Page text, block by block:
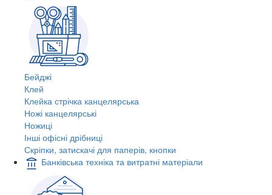
Бейджі
Клей
Клейка стрічка канцелярська
Ножі канцелярські
Ножиці
Інші офісні дрібниці
Скріпки, затискачі для паперів, кнопки
Банківська техніка та витратні матеріали